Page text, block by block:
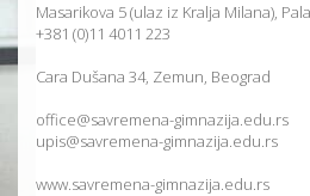
Masarikova 5 (ulaz iz Kralja Milana),
+381 (0)11 4011 223
Cara Dušana 34, Zemun, Beograd
office@savremena-gimnazija.edu.rs
upis@savremena-gimnazija.edu.rs
www.savremena-gimnazija.edu.rs